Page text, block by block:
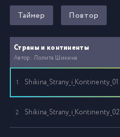
Таймер Повтор
Страны и континенты
Автор: Лолита Шикина
1 Shikina_Strany_i_Kontinenty_01
2 Shikina_Strany_i_Kontinenty_02